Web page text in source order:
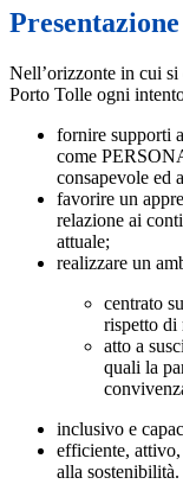
Presentazione
Nell’orizzonte in cui si
Porto Tolle ogni
fornire supporti
come
consapevole ed
favorire un
relazione ai
attuale;
realizzare un
centrato
rispetto di
atto a
quali la
inclusivo e
efficiente,
alla sostenibilità.